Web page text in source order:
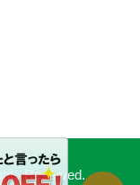
Reserved.